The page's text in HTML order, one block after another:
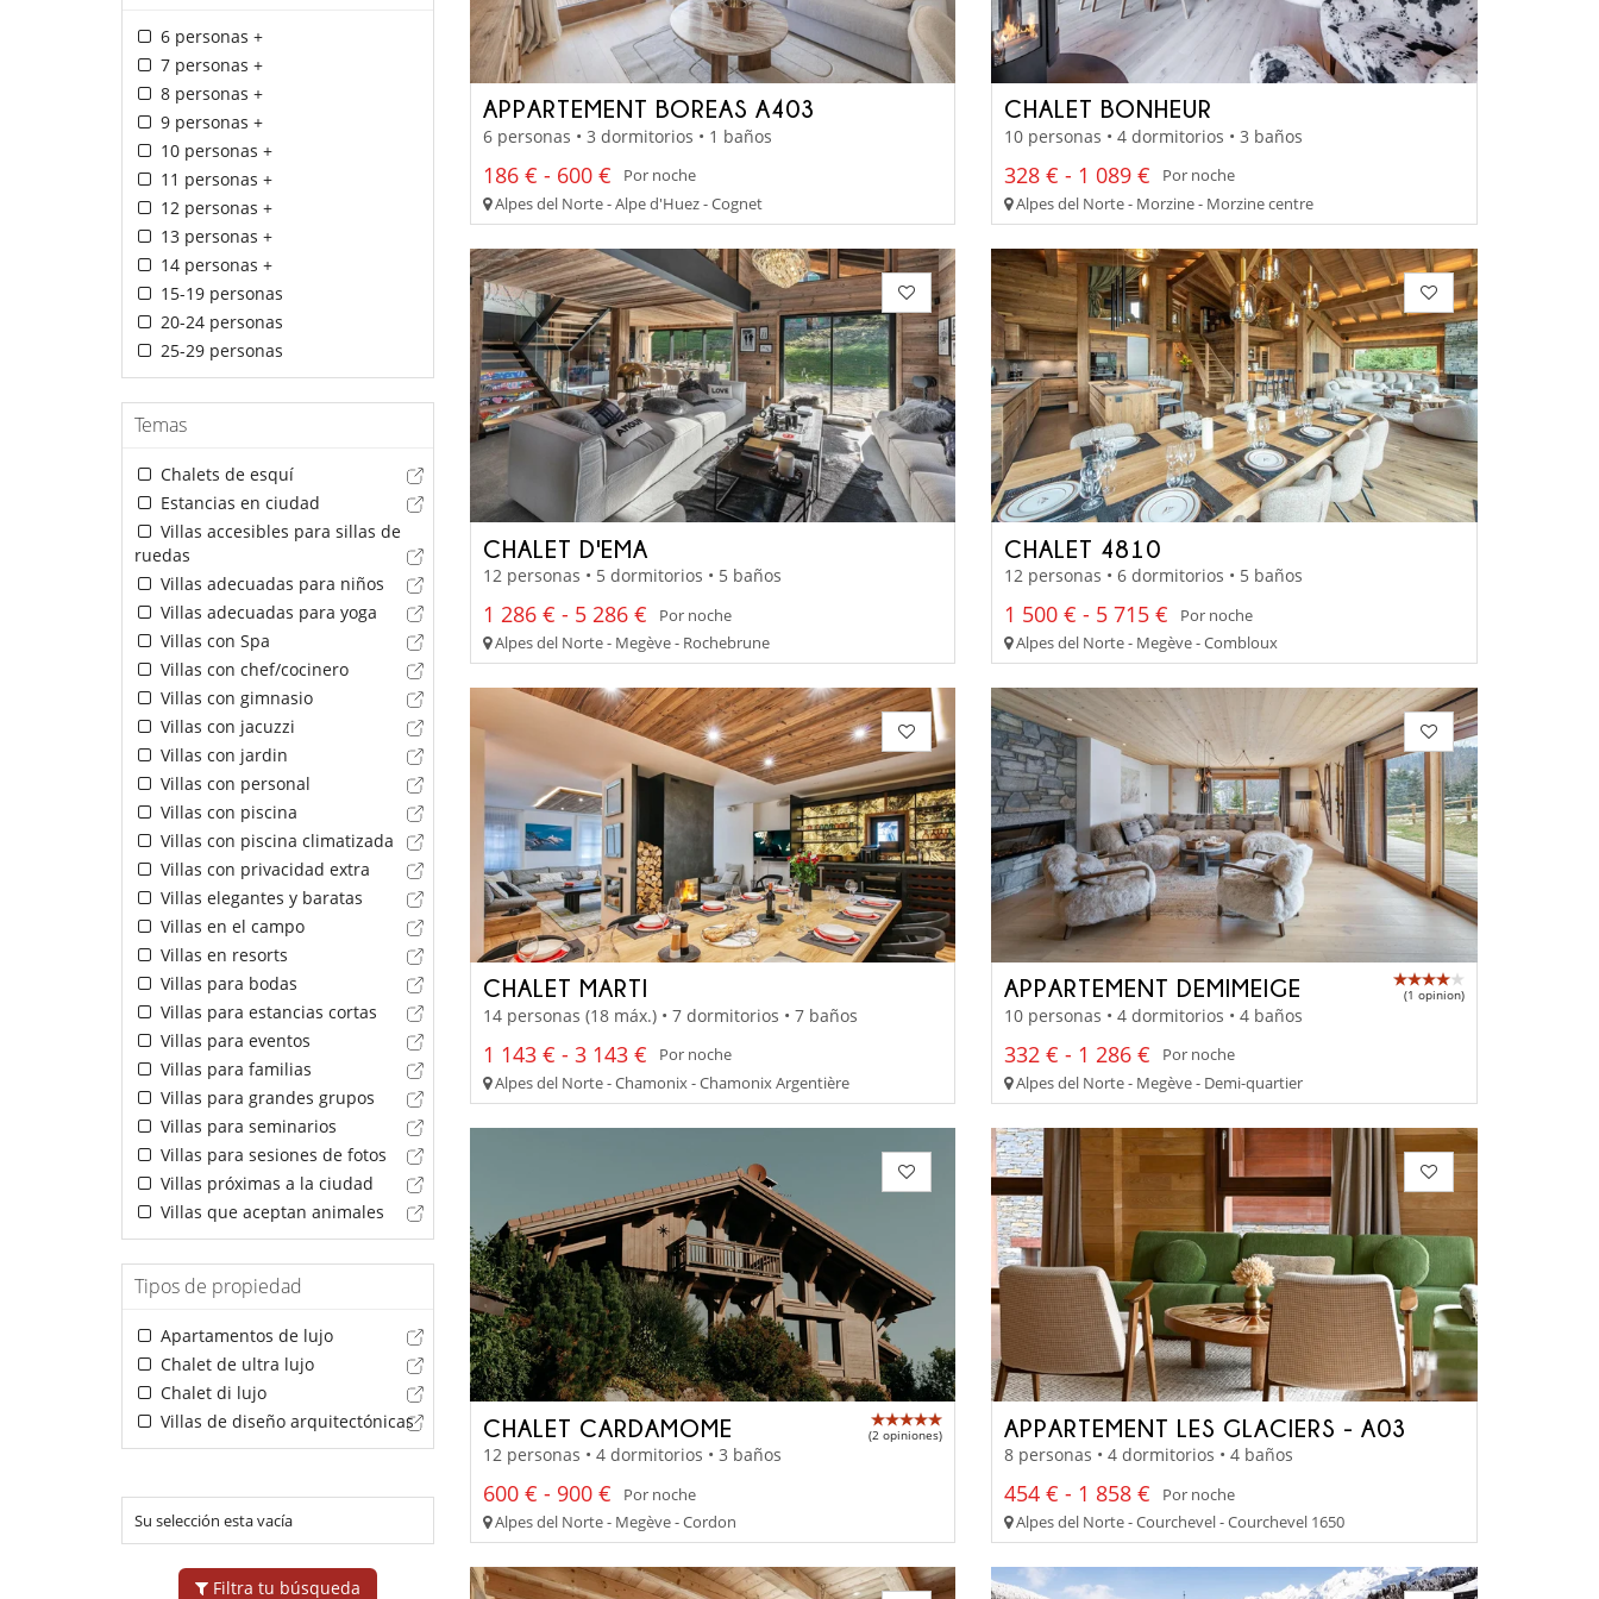
6 personas +
7 personas +
8 personas +
9 personas +
10 personas +
11 personas +
12 personas +
13 personas +
14 personas +
15-19 personas
20-24 personas
25-29 personas
Temas
Chalets de esquí
Estancias en ciudad
Villas accesibles para sillas de
ruedas
Villas adecuadas para niños
Villas adecuadas para yoga
Villas con Spa
Villas con chef/cocinero
Villas con gimnasio
Villas con jacuzzi
Villas con jardin
Villas con personal
Villas con piscina
Villas con piscina climatizada
Villas con privacidad extra
Villas elegantes y baratas
Villas en el campo
Villas en resorts
Villas para bodas
Villas para estancias cortas
Villas para eventos
Villas para familias
Villas para grandes grupos
Villas para seminarios
Villas para sesiones de fotos
Villas próximas a la ciudad
Villas que aceptan animales
Tipos de propiedad
Apartamentos de lujo
Chalet de ultra lujo
Chalet di lujo
Villas de diseño arquitectónicas
Su selección esta vacía
Filtra tu búsqueda
APPARTEMENT BOREAS A403
6 personas • 3 dormitorios • 1 baños
186 € - 600 €
Por noche
Alpes del Norte - Alpe d'Huez - Cognet
CHALET BONHEUR
10 personas • 4 dormitorios • 3 baños
328 € - 1 089 €
Por noche
Alpes del Norte - Morzine - Morzine centre
CHALET D'EMA
12 personas • 5 dormitorios • 5 baños
1 286 € - 5 286 €
Por noche
Alpes del Norte - Megève - Rochebrune
CHALET 4810
12 personas • 6 dormitorios • 5 baños
1 500 € - 5 715 €
Por noche
Alpes del Norte - Megève - Combloux
CHALET MARTI
14 personas (18 máx.) • 7 dormitorios • 7 baños
1 143 € - 3 143 €
Por noche
Alpes del Norte - Chamonix - Chamonix Argentière
APPARTEMENT DEMIMEIGE (1 opinion)
10 personas • 4 dormitorios • 4 baños
332 € - 1 286 €
Por noche
Alpes del Norte - Megève - Demi-quartier
CHALET CARDAMOME (2 opiniones)
12 personas • 4 dormitorios • 3 baños
600 € - 900 €
Por noche
Alpes del Norte - Megève - Cordon
APPARTEMENT LES GLACIERS - A03
8 personas • 4 dormitorios • 4 baños
454 € - 1 858 €
Por noche
Alpes del Norte - Courchevel - Courchevel 1650